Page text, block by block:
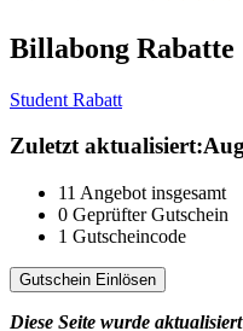
Billabong Rabatte
Student Rabatt
Zuletzt aktualisiert:
11 Angebot insgesamt
0 Geprüfter Gutschein
1 Gutscheincode
Gutschein Einlösen
Diese Seite wurde